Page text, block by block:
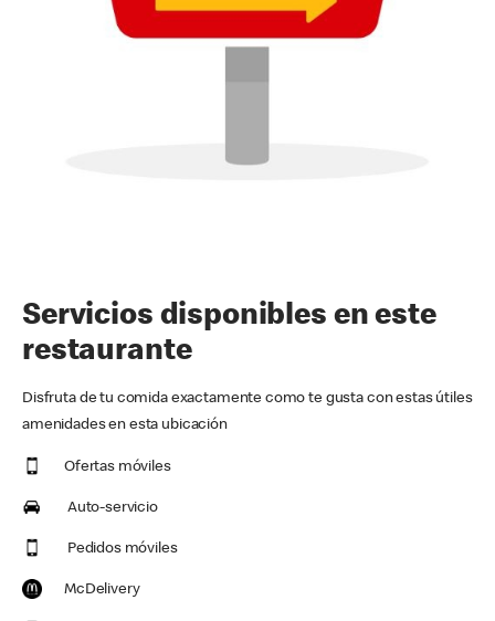
Servicios disponibles en este
restaurante
Disfruta de tu comida exactamente como te gusta con estas útiles
amenidades en esta ubicación
Ofertas móviles
Auto-servicio
Pedidos móviles
McDelivery